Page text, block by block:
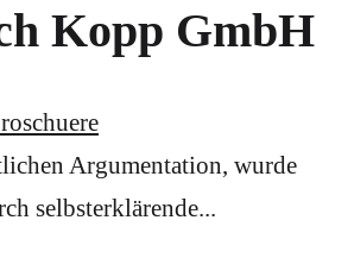
Kopp GmbH
Argumentation, wurde
selbsterklärende...